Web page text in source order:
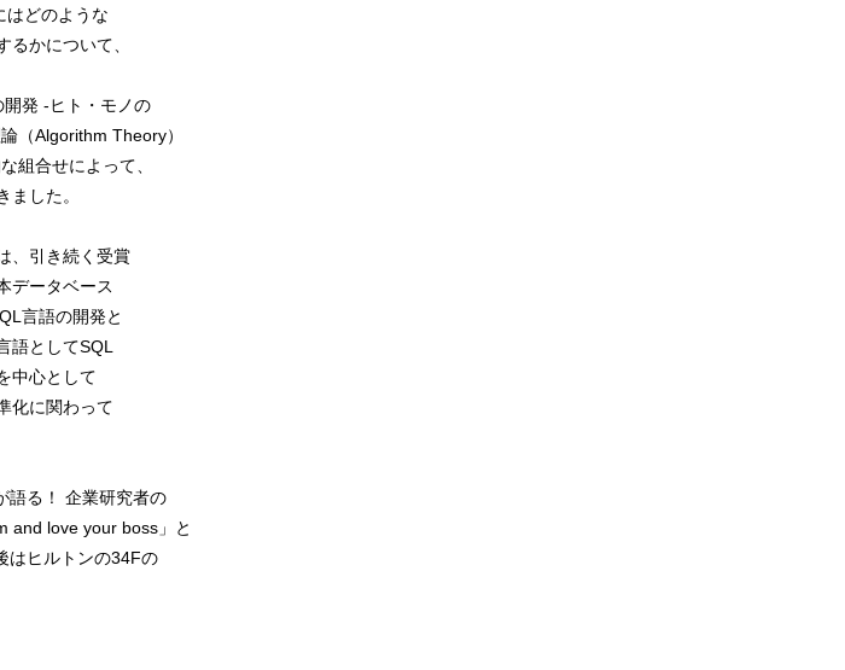
はどのような
かについて、
発 -ヒト・モノの
（Algorithm Theory）
組合せによって、
した。
、引き続く受賞
データベース
言語の開発と
語としてSQL
中心として
化に関わって
語る！ 企業研究者の
and love your boss」と
はヒルトンの34Fの